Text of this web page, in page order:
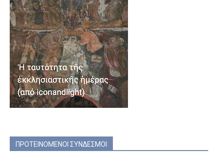
ΠΡΟΤΕΙΝΟΜΕΝΟΙ ΣΥΝΔΕΣΜΟΙ